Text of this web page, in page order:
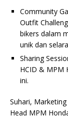
Community
Outfit
bikers dalam
unik dan
Sharing
HCID & MPM
ini.
Suhari,
Head MPM